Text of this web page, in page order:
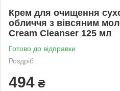
Крем для очищення
обличчя з вівсяним
Cream Cleanser 125 мл
Готово до відправки
Роздріб
494 ₴